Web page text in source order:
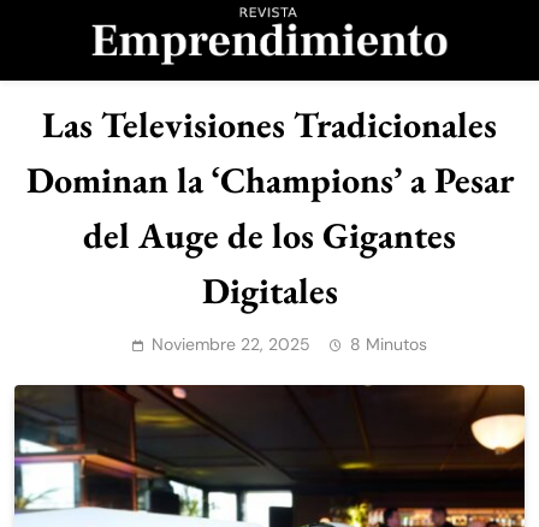
Revista
Emprendimiento
Las Televisiones Tradicionales
Dominan la ‘Champions’ a Pesar
del Auge de los Gigantes
Digitales
Noviembre 22, 2025 8 Minutos